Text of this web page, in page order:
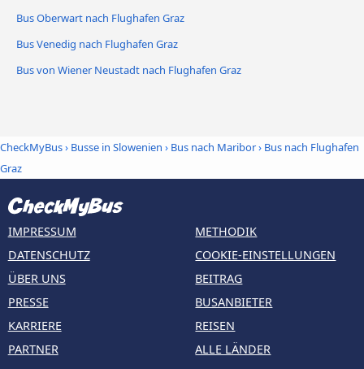
Bus Oberwart nach Flughafen Graz
Bus Venedig nach Flughafen Graz
Bus von Wiener Neustadt nach Flughafen Graz
CheckMyBus› Busse in Slowenien › Bus nach Maribor› Bus nach Flughafen
Graz
IMPRESSUM
DATENSCHUTZ
ÜBER UNS
PRESSE
KARRIERE
PARTNER
METHODIK
COOKIE-EINSTELLUNGEN
BEITRAG
BUSANBIETER
REISEN
ALLE LÄNDER